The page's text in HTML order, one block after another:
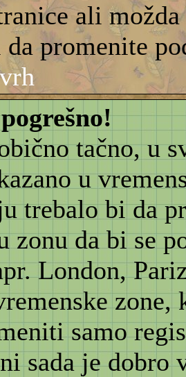
ali
promenite
tačno, u
u
trebalo bi da
zonu da bi se
London,
zone,
samo
sada je dobro